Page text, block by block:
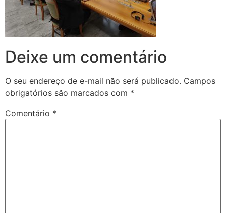
Deixe um comentário
O seu endereço de e-mail não será publicado. Campos
obrigatórios são marcados com *
Comentário *